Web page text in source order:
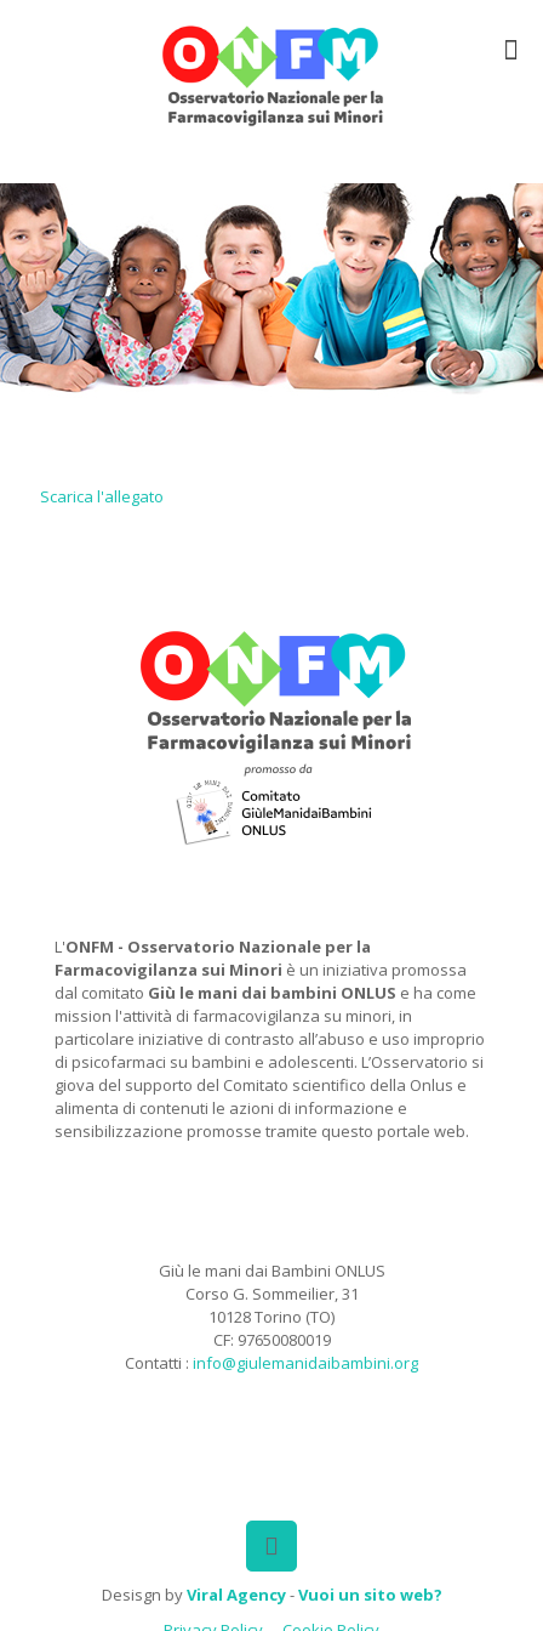
Scarica l'allegato
L'ONFM - Osservatorio Nazionale per la
Farmacovigilanza sui Minori è un iniziativa promossa
dal comitato Giù le mani dai bambini ONLUS e ha come
mission l'attività di farmacovigilanza su minori, in
particolare iniziative di contrasto all’abuso e uso improprio
di psicofarmaci su bambini e adolescenti. L’Osservatorio si
giova del supporto del Comitato scientifico della Onlus e
alimenta di contenuti le azioni di informazione e
sensibilizzazione promosse tramite questo portale web.
Giù le mani dai Bambini ONLUS
Corso G. Sommeilier, 31
10128 Torino (TO)
CF: 97650080019
Contatti : info@giulemanidaibambini.org
Desisgn byViral Agency-Vuoi un sito web?